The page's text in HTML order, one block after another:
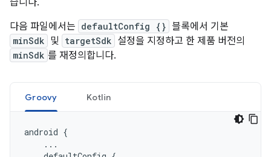
습니다.
다음 파일에서는 defaultConfig {} 블록에서 기본
minSdk 및 targetSdk 설정을 지정하고 한 제품 버전의
minSdk 를 재정의합니다.
Groovy Kotlin
android {
...